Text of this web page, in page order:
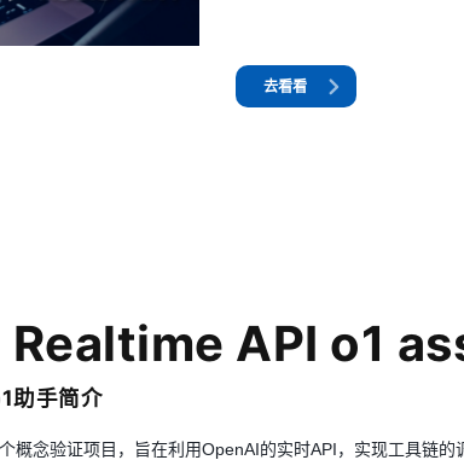
去看看
Realtime API o1
助手简介
概念验证项目，旨在利用OpenAI的实时API，实现工具链